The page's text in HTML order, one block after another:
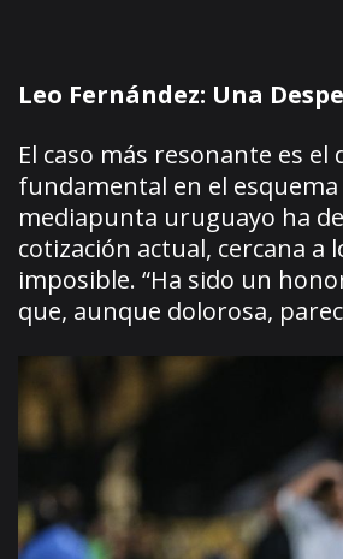
Leo Fernández: Una
El caso más resonante es
fundamental en el esquema
mediapunta uruguayo ha
cotización actual, cercana a
imposible. “Ha sido un
que, aunque dolorosa,